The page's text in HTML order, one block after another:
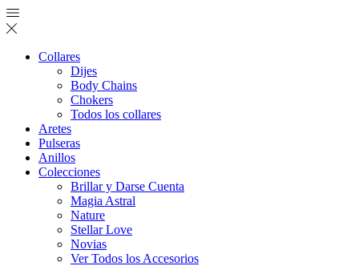
Collares
Dijes
Body Chains
Chokers
Todos los collares
Aretes
Pulseras
Anillos
Colecciones
Brillar y Darse Cuenta
Magia Astral
Nature
Stellar Love
Novias
Ver Todos los Accesorios